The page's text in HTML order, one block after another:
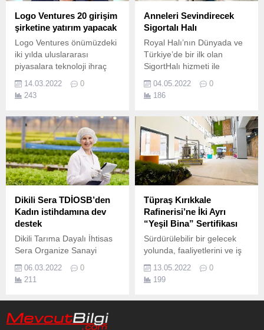
Logo Ventures 20 girişim
şirketine yatırım yapacak
Logo Ventures önümüzdeki
iki yılda uluslararası
piyasalara teknoloji ihraç
yatırım yapacak 2017
yılında Türkiye’deki ilk
Yatırım Fonu olarak kurulan
Logo Ventures, ikinci fonunu
Haziran 2021’de 12.
14.03.2022
0
243
Anneleri Sevindirecek
Sigortalı Halı
Royal Halı’nın Dünyada ve
Türkiye’de bir ilk olan
SigortHalı hizmeti ile
devam ediyor Bahar
mevsimiyle gelen,
güzelleştirme eğilimi
Anneler Günü’nde de
devam ediyor.
04.05.2022
0
186
Dikili Sera TDİOSB’den
Kadın istihdamına dev
destek
Dikili Tarıma Dayalı İhtisas
Sera Organize Sanayi
Bölgesi'nde (Dikili Sera
TDİOSB) hedeflenen 3 bin
500 istihdamın yüzde 90'ı
06.03.2022
0
211
Tüpraş Kırıkkale
Rafinerisi’ne İki Ayrı
“Yeşil Bina” Sertifikası
Sürdürülebilir bir gelecek
yolunda, faaliyetlerini ve iş
süreçlerini çevreye uyumlu
şekilde dönüştüren Tüpraş,
Kırıkkale Rafinerisi
13.05.2022
0
199